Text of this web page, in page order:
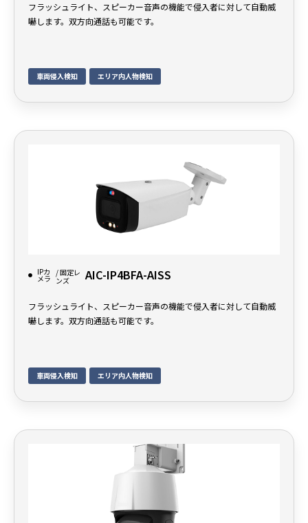
フラッシュライト、スピーカー音声の機能で侵入者に対して自動威
嚇します。双方向通話も可能です。
車両侵入検知 エリア内人物検知
IPカ
メラ
/ 固定レ
ンズ
AIC-IP4BFA-AISS
フラッシュライト、スピーカー音声の機能で侵入者に対して自動威
嚇します。双方向通話も可能です。
車両侵入検知 エリア内人物検知